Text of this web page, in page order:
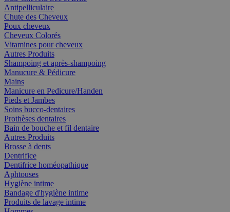
Antipelliculaire
Chute des Cheveux
Poux cheveux
Cheveux Colorés
Vitamines pour cheveux
Autres Produits
Shampoing et après-shampoing
Manucure & Pédicure
Mains
Manicure en Pedicure/Handen
Pieds et Jambes
Soins bucco-dentaires
Prothèses dentaires
Bain de bouche et fil dentaire
Autres Produits
Brosse à dents
Dentrifice
Dentifrice homéopathique
Aphtouses
Hygiène intime
Bandage d'hygiène intime
Produits de lavage intime